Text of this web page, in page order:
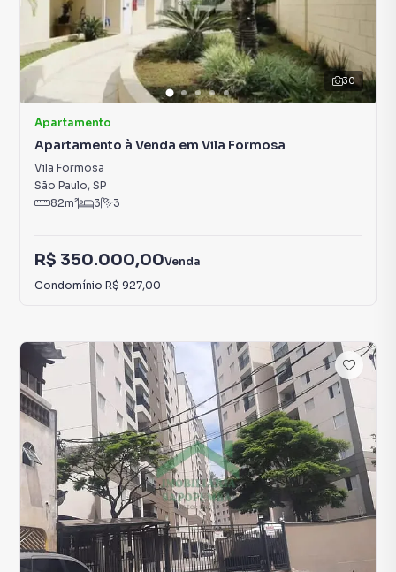
30
Apartamento
Apartamento à Venda em Vila Formosa
Vila Formosa
São Paulo, SP
82m² 3 3
R$ 350.000,00Venda
Condomínio R$ 927,00